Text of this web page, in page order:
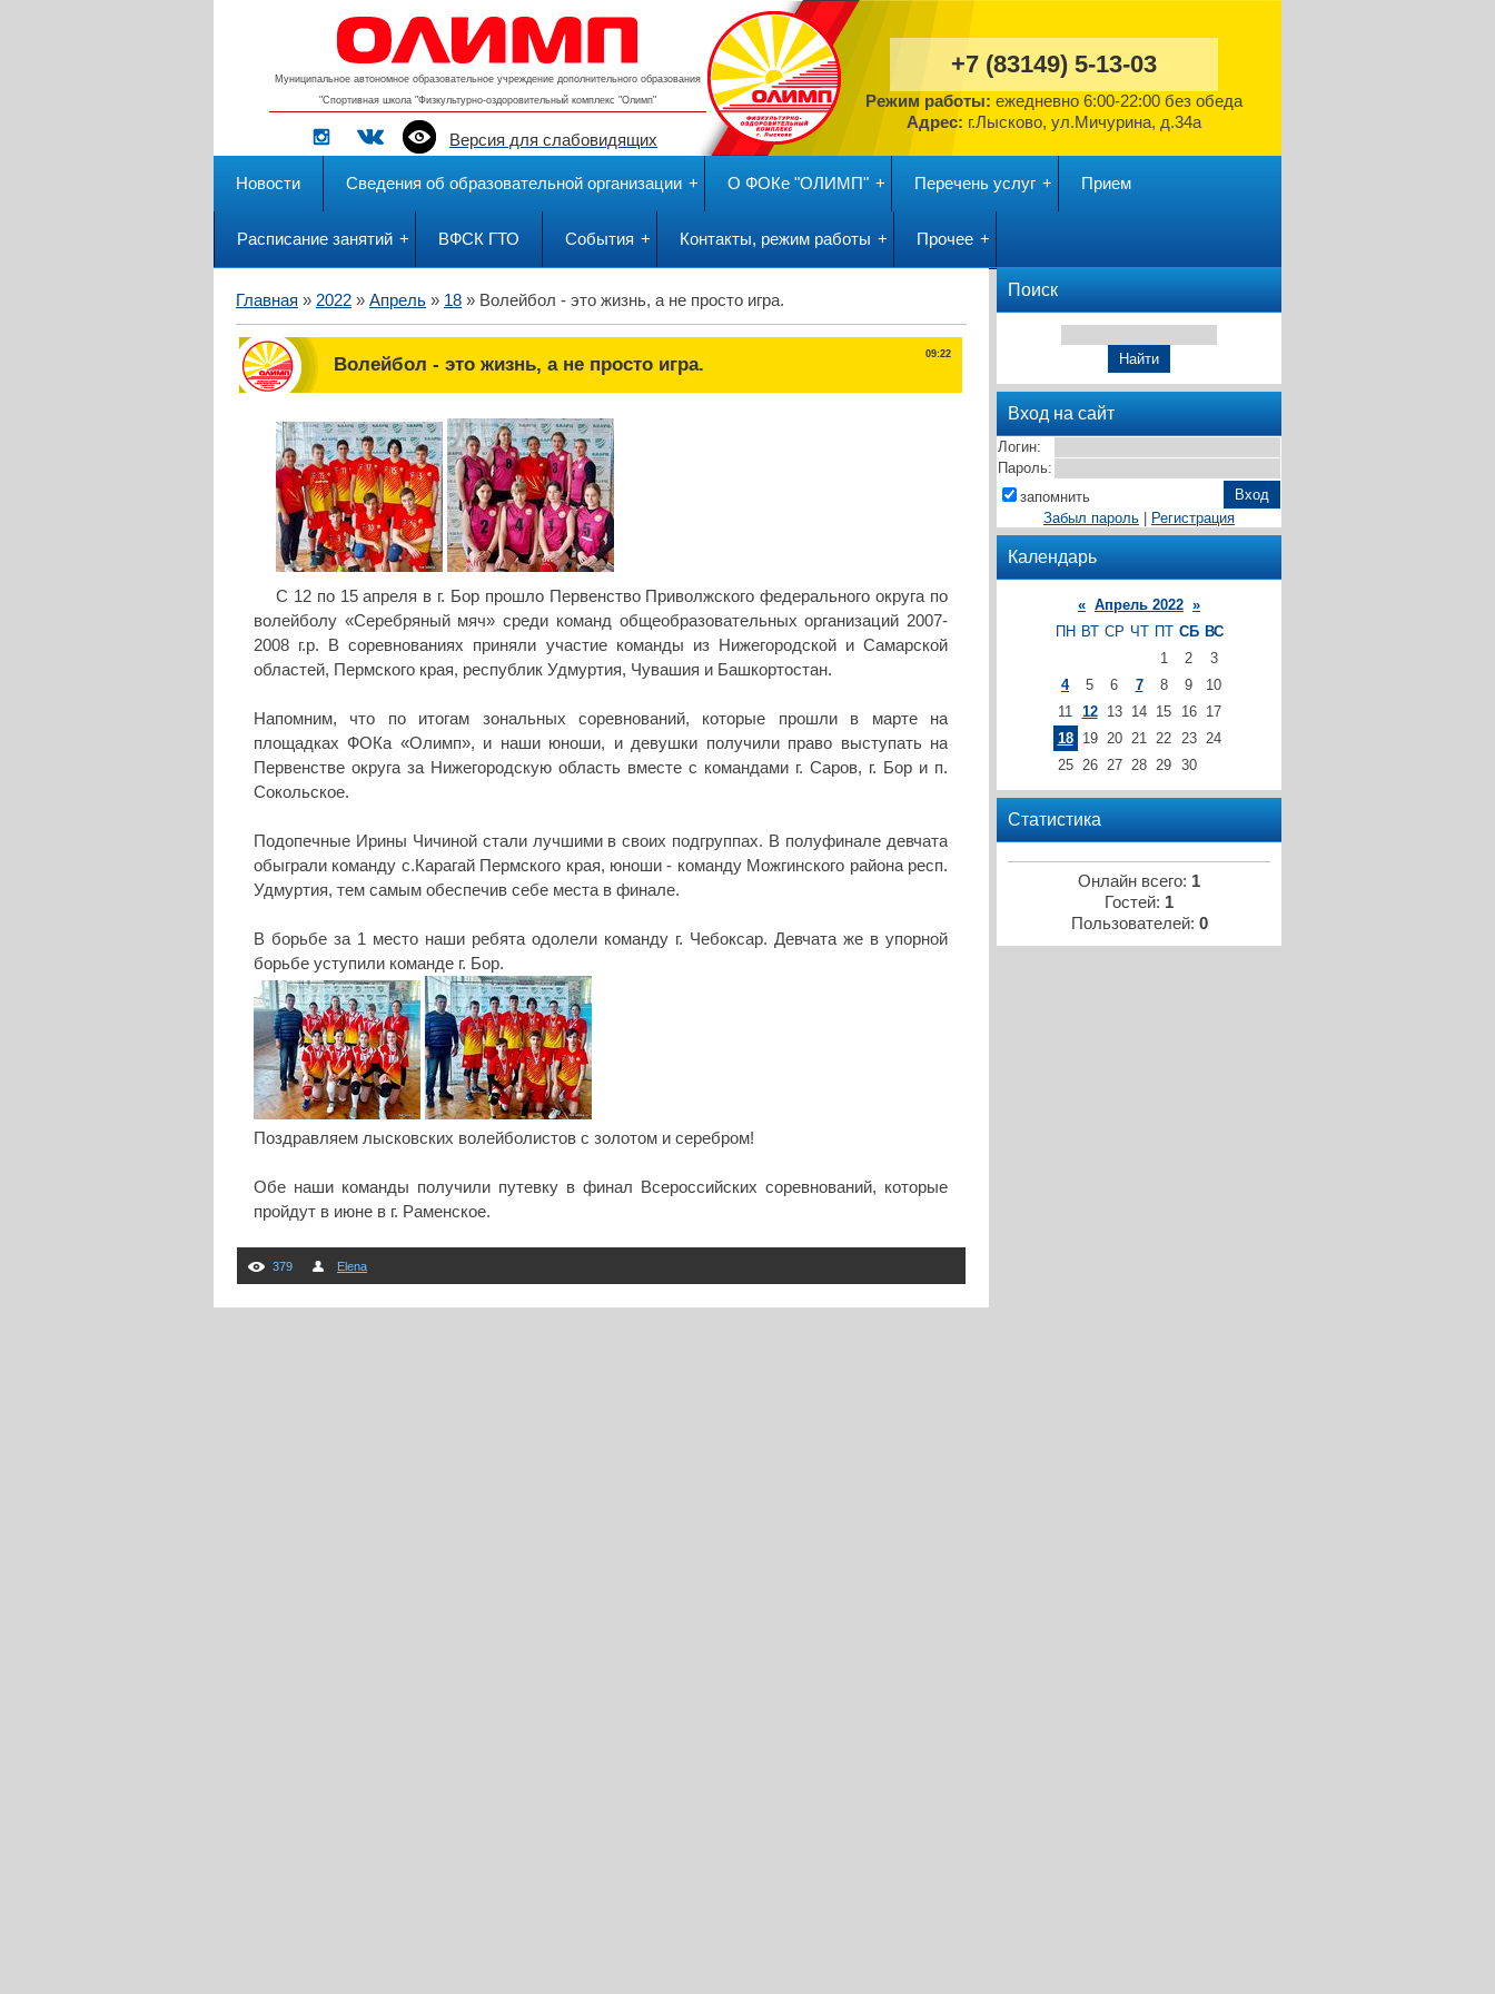
Муниципальное автономное образовательное учреждение дополнительного образования
"Спортивная школа "Физкультурно-оздоровительный комплекс "Олимп"
Версия для слабовидящих
+7 (83149)5-13-03
Режим работы:ежедневно6:00-22:00 без обеда
Адрес: г.Лысково,ул.Мичурина, д.34а
Новости Сведения об образовательной организации О ФОКе "ОЛИМП" Перечень услуг Прием
Расписание занятий ВФСК ГТО События Контакты, режим работы Прочее
Главная » 2022 » Апрель » 18 » Волейбол - это жизнь, а не просто игра.
09:22
Волейбол - это жизнь, а не просто игра.
С 12 по 15 апреля в г. Бор прошло Первенство Приволжского федерального округа по
волейболу «Серебряный мяч» среди команд общеобразовательных организаций 2007-
2008 г.р. В соревнованиях приняли участие команды из Нижегородской и Самарской
областей, Пермского края, республик Удмуртия, Чувашия и Башкортостан.
Напомним, что по итогам зональных соревнований, которые прошли в марте на
площадках ФОКа «Олимп», и наши юноши, и девушки получили право выступать на
Первенстве округа за Нижегородскую область вместе с командами г. Саров, г. Бор и п.
Сокольское.
Подопечные Ирины Чичиной стали лучшими в своих подгруппах. В полуфинале девчата
обыграли команду с.Карагай Пермского края, юноши - команду Можгинского района респ.
Удмуртия, тем самым обеспечив себе места в финале.
В борьбе за 1 место наши ребята одолели команду г. Чебоксар. Девчата же в упорной
борьбе уступили команде г. Бор.
Поздравляем лысковских волейболистов с золотом и серебром!
Обе наши команды получили путевку в финал Всероссийских соревнований, которые
пройдут в июне в г. Раменское.
379 Elena
Поиск
Вход на сайт
Логин:
Пароль:
запомнить
Забыл пароль
Регистрация
Календарь
« Апрель 2022 »
ПН ВТ СР ЧТ ПТ СБ ВС
1
2
3
4
5 6 7 8 9
10
11 12 13 14 15 16
17
18
19 20 21 22 23 24
25 26 27 28 29 30
Статистика
Онлайн всего: 1
Гостей: 1
Пользователей: 0